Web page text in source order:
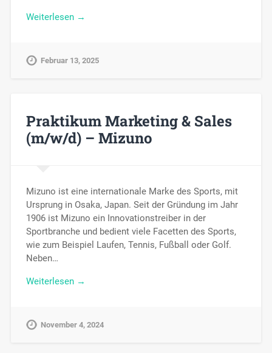
Weiterlesen →
Februar 13, 2025
Praktikum Marketing & Sales
(m/w/d) – Mizuno
Mizuno ist eine internationale Marke des Sports, mit
Ursprung in Osaka, Japan. Seit der Gründung im Jahr
1906 ist Mizuno ein Innovationstreiber in der
Sportbranche und bedient viele Facetten des Sports,
wie zum Beispiel Laufen, Tennis, Fußball oder Golf.
Neben…
Weiterlesen →
November 4, 2024